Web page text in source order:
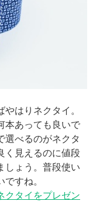
やはりネクタイ。
本あっても良いで
選べるのがネクタ
く見えるのに値段
しょう。普段使い
すね。
クタイをプレゼン